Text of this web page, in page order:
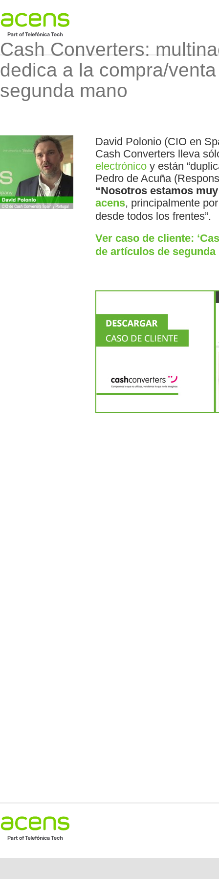
Cash Converters:
dedica a la compra/
segunda mano
David Polonio (CIO en
Cash Converters lleva
electrónico y están
Pedro de Acuña
“Nosotros estamos
acens, principalmente
desde todos los frentes”.
Ver caso de cliente:
de artículos de segunda